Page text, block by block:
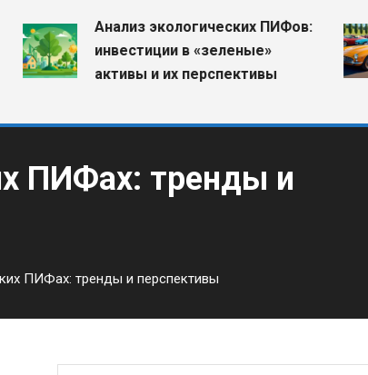
Анализ экологических ПИФов:
инвестиции в «зеленые»
активы и их перспективы
ПИФах: тренды и
ПИФах: тренды и перспективы